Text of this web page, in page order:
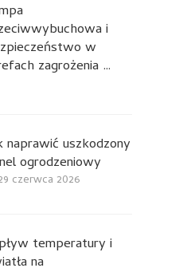
i
w
zagrożenia …
naprawić uszkodzony
ogrodzeniowy
czerwca 2026
temperatury i
na